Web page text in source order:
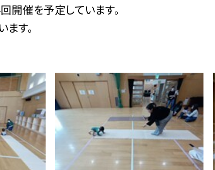
催を予定しています。
す。